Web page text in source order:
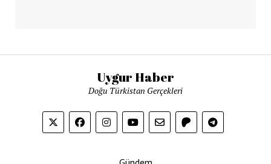
Uygur Haber
Doğu Türkistan Gerçekleri